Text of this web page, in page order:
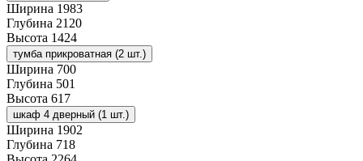
Ширина 1983
Глубина 2120
Высота 1424
тумба прикроватная (2 шт.)
Ширина 700
Глубина 501
Высота 617
шкаф 4 дверный (1 шт.)
Ширина 1902
Глубина 718